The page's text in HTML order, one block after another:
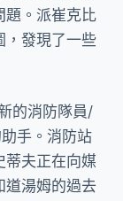
題。派崔克比
，發現了一些
的消防隊員/
手。消防站
蒂夫正在向媒
道湯姆的過去